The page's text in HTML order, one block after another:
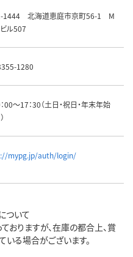
1444 北海道恵庭市京町56-1 M
ル507
1280
00～17：30（土日・祝日・年末年始
mypg.jp/auth/login/
ついて
おりますが、在庫の都合上、賞
る場合がございます。